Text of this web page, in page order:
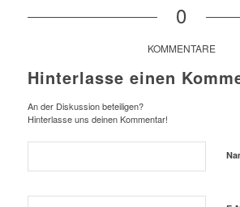
0
KOMMENTARE
Hinterlasse einen
An der Diskussion beteiligen?
Hinterlasse uns deinen Kommentar!